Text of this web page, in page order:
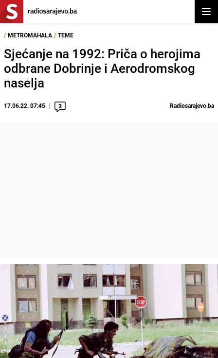
/ METROMAHALA / TEME
Sjećanje na 1992: Priča o herojima
odbrane Dobrinje i Aerodromskog
naselja
17.06.22. 07:45 3 Radiosarajevo.ba